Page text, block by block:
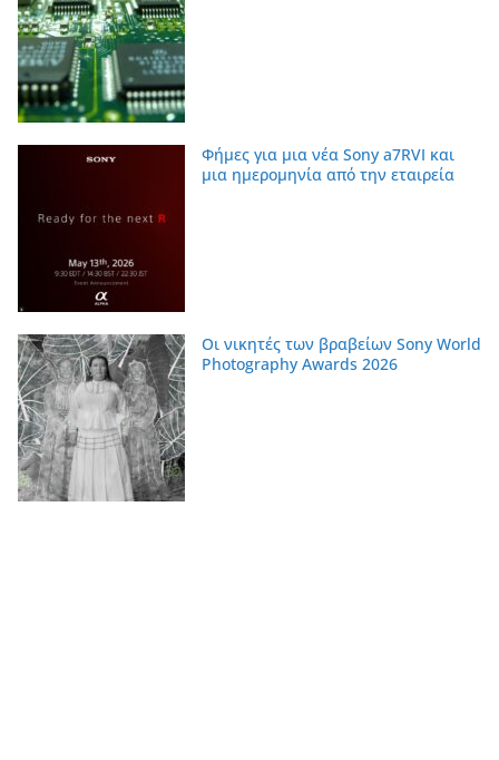
Φήμες για μια νέα Sony a7RVI και
μια ημερομηνία από την εταιρεία
Οι νικητές των βραβείων Sony World
Photography Awards 2026